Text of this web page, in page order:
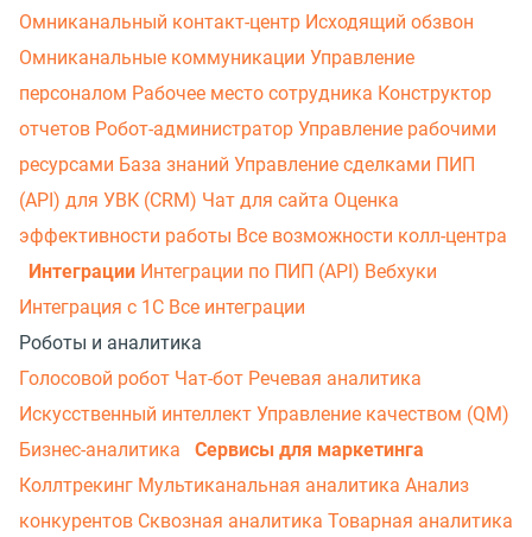
Омниканальный контакт-центр Исходящий обзвон
Омниканальные коммуникации Управление
персоналом Рабочее место сотрудника Конструктор
отчетов Робот-администратор Управление рабочими
ресурсами База знаний Управление сделками ПИП
(API) для УВК (CRM) Чат для сайта Оценка
эффективности работы Все возможности колл-центра
Интеграции Интеграции по ПИП (API) Вебхуки
Интеграция с 1С Все интеграции
Роботы и аналитика
Голосовой робот Чат-бот Речевая аналитика
Искусственный интеллект Управление качеством (QM)
Бизнес-аналитика
Сервисы для маркетинга
Коллтрекинг Мультиканальная аналитика Анализ
конкурентов Сквозная аналитика Товарная аналитика